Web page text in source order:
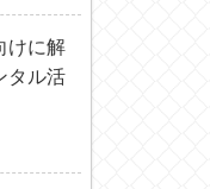
けに解
タル活